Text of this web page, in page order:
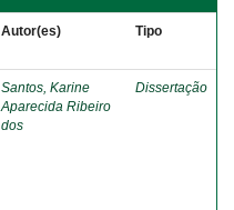
Autor(es) Tipo
Santos, Karine
Aparecida Ribeiro
dos
Dissertação